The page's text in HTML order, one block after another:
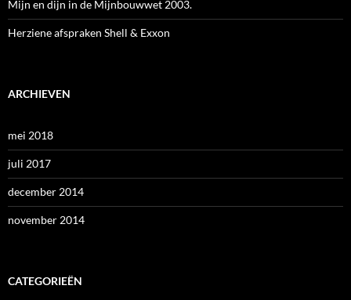
Mijn en dijn in de Mijnbouwwet 2003.
Herziene afspraken Shell & Exxon
ARCHIEVEN
mei 2018
juli 2017
december 2014
november 2014
CATEGORIEËN